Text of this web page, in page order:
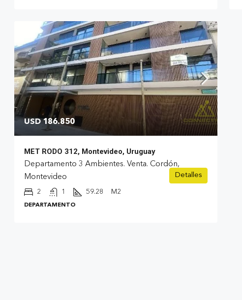
USD 186.850
MET RODO 312, Montevideo, Uruguay
Departamento 3 Ambientes. Venta. Cordón,
Montevideo
2 1 59.28 M2
DEPARTAMENTO
Detalles